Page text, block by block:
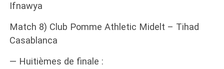
Ifnawya
Match 8) Club Pomme Athletic Midelt – Tihad
Casablanca
— Huitièmes de finale :